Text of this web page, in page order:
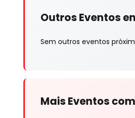
Outros Eventos
Sem outros eventos
Mais Eventos